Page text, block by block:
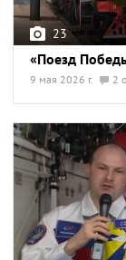
23
«Поезд
9 мая 2026 г. 2